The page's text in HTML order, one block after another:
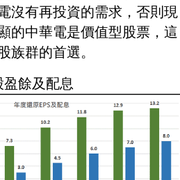
沒有再投資的需求，否則現
的中華電是價值型股票，這
族群的首選。
盈餘及配息